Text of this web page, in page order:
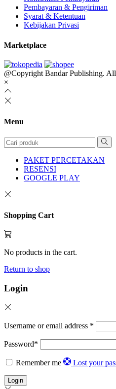
Pembayaran & Pengiriman
Syarat & Ketentuan
Kebijakan Privasi
Marketplace
@Copyright Bandar Publishing.
×
Menu
PAKET PERCETAKAN
RESENSI
GOOGLE PLAY
Shopping Cart
No products in the cart.
Return to shop
Login
Username or email address *
Password*
Remember me Lost your
Login